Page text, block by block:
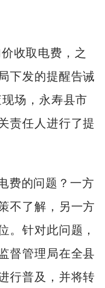
收取电费，之
下发的提醒告诫
场，永寿县市
责任人进行了提
费的问题？一方
不了解，另一方
。针对此问题，
督管理局在全县
行普及，并将转